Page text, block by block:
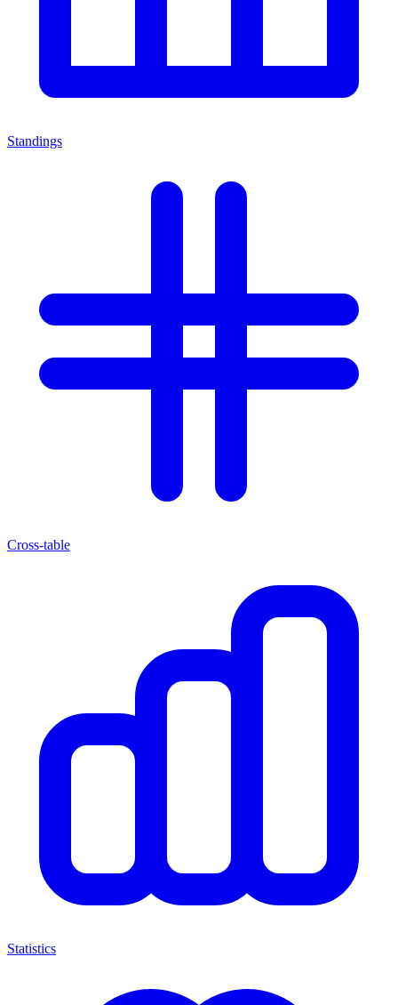
Standings
Cross-table
Statistics